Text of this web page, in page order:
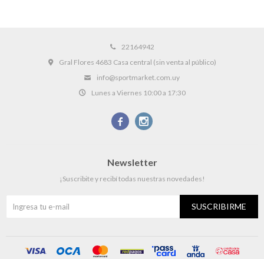
22164942
Gral Flores 4683 Casa central (sin venta al público)
info@sportmarket.com.uy
Lunes a Viernes 10:00 a 17:30
 
Newsletter
¡Suscribite y recibí todas nuestras novedades!
SUSCRIBIRME